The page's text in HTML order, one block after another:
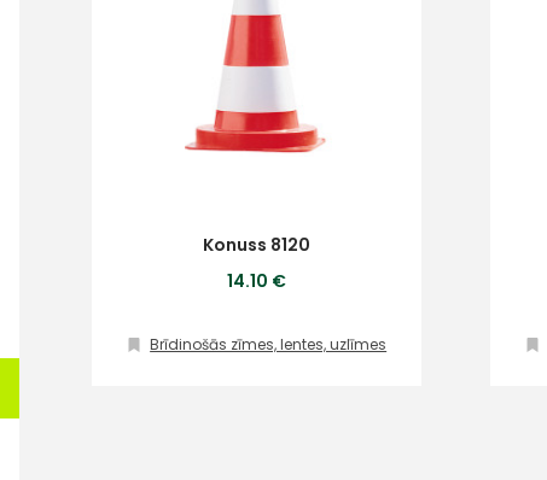
Konuss 8120
14.10 €
Brīdinošās zīmes, lentes, uzlīmes
+